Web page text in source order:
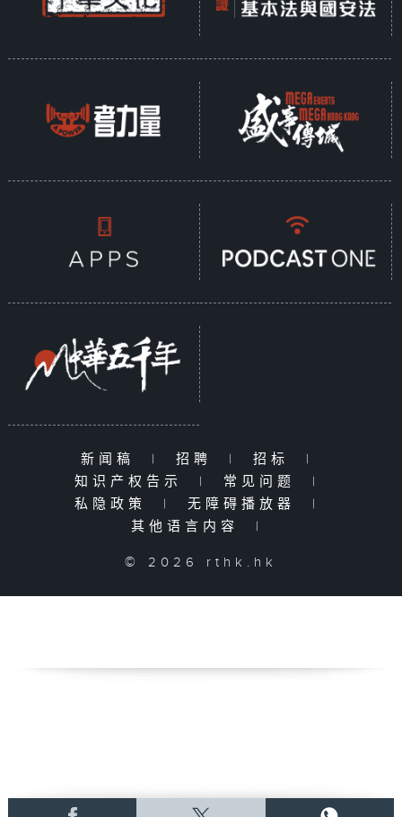
郑严沿漓水直下，田甲的则直抵苍梧（今广
西梧州市）；驰义侯何遗率领巴蜀罪人及夜
番禺城破，吕嘉及赵建德出逃，不久被汉军
擒获，吕嘉和赵建德被擒之后，南越国属下
各郡县包括苍梧王赵光，皆不战而向汉朝投
降。郑严和田甲的军队，以及何遗调动的夜
郎军队还未到达，南越国已经被平定了。南
越国历经五代君主，九十三年，故土纳入汉
新闻稿 | 招聘 | 招标
|
知识产权告示
| 常见问题
|
私隐政策
| 无障碍播放器
|
其他语言内容
|
© 2026 rthk.hk